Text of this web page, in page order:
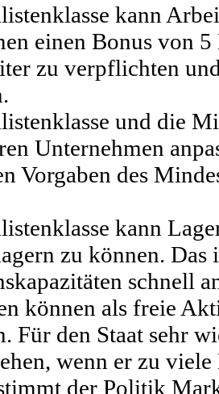
kann
einen Bonus von
zu verpflichten
und die
Unternehmen
Vorgaben des
kann
zu können.
schnell
können als freie
Für den Staat sehr
wenn er zu
der Politik